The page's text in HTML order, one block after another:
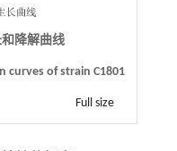
和降解曲线
curves of strain C1801
Full size